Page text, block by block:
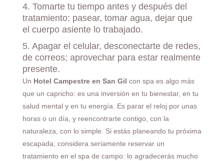
4. Tomarte tu tiempo antes y después del
tratamiento: pasear, tomar agua, dejar que
el cuerpo asiente lo trabajado.
5. Apagar el celular, desconectarte de redes,
de correos; aprovechar para estar realmente
presente.
Un Hotel Campestre en San Gil con spa es algo más
que un capricho: es una inversión en tu bienestar, en tu
salud mental y en tu energía. Es parar el reloj por unas
horas o un día, y reencontrarte contigo, con la
naturaleza, con lo simple. Si estás planeando tu próxima
escapada, considera seriamente reservar un
tratamiento en el spa de campo: lo agradecerás mucho